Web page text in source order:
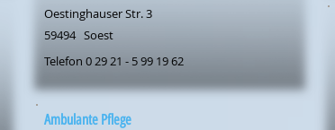
Oestinghauser Str. 3
59494 Soest
Telefon 0 29 21 - 5 99 19 62
Ambulante Pflege